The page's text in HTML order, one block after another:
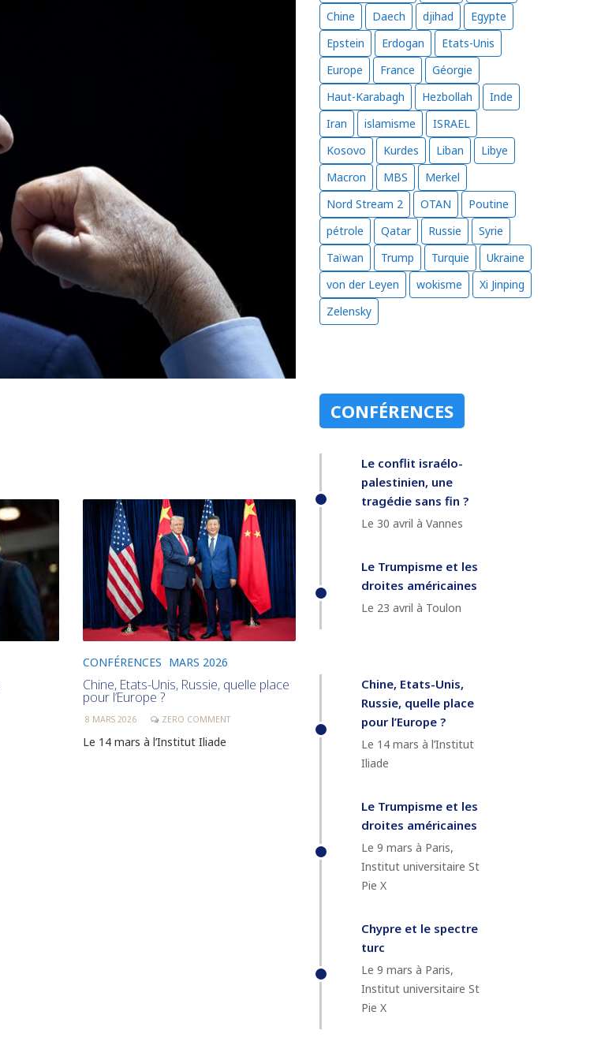
CONFÉRENCES MARS 2026
Chine, Etats-Unis, Russie, quelle place
pour l’Europe ?
8 MARS 2026 ZERO COMMENT
Le 14 mars à l’Institut Iliade
Chine
Daech djihad
Egypte
Epstein
Erdogan
Etats-Unis
Europe
France
Géorgie
Haut-Karabagh
Hezbollah
Inde
Iran
islamisme
ISRAEL
Kosovo
Kurdes Liban
Libye
Macron
MBS
Merkel
Nord Stream 2
OTAN
Poutine
pétrole
Qatar Russie
Syrie
Taïwan
Trump Turquie
Ukraine
von der Leyen
wokisme
Xi Jinping
Zelensky
CONFÉRENCES
Le conflit israélo-
palestinien, une
tragédie sans fin ?
Le 30 avril à Vannes
Le Trumpisme et les
droites américaines
Le 23 avril à Toulon
Chine, Etats-Unis,
Russie, quelle place
pour l’Europe ?
Le 14 mars à l’Institut
Iliade
Le Trumpisme et les
droites américaines
Le 9 mars à Paris,
Institut universitaire St
Pie X
Chypre et le spectre
turc
Le 9 mars à Paris,
Institut universitaire St
Pie X